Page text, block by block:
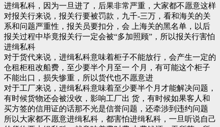
进缉私科，因为一旦进了，后果非常严重，大家都不愿意这样
对报关行来说，报关行要被罚款，九千-三万，看和海关的关
系和问题严重性，报关员要扣分，会 上海关的黑名单，以后
报关过程中毕竟报关行一定会被“多加照顾”，所以报关行害怕
进缉私科
对于货代来说，进缉私科意味着柜子不能放行，会产生一定的
仓租柜租改船费，至少要半个月至一 个月，有可能这个柜子
不能出口，损失惨重，所以货代也不愿意进
对于工厂来说，进缉私科意味着至少要半个月才能解决问题，
有时候货物还会被没收，影响工厂出 货，有时候如果客人和
买方签的信用证的话那不光是信誉问题，还牵涉到违约问题
所以大家都不愿意进缉私科，都害怕进缉私科，一旦听说自己